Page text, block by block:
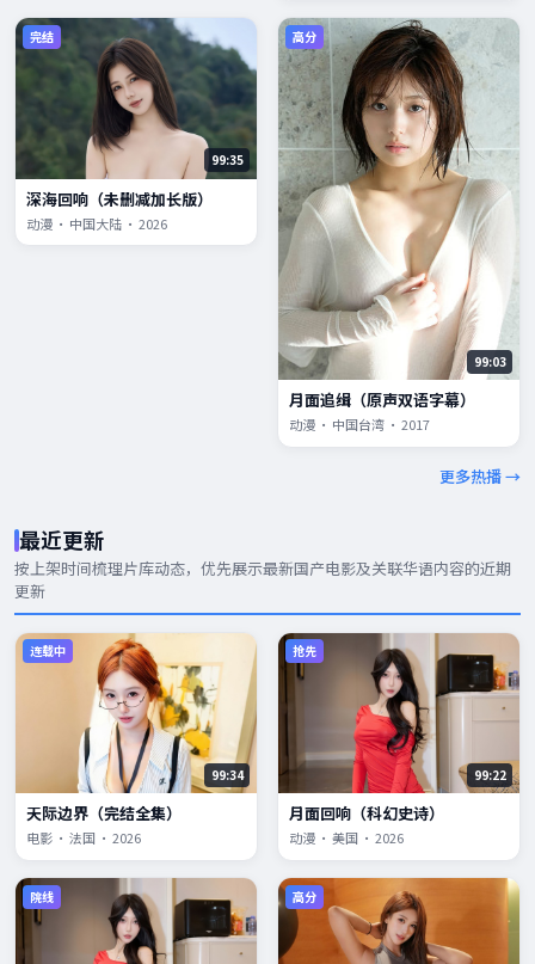
完结
99:35
深海回响（未删减加长版）
动漫 · 中国大陆 · 2026
高分
99:03
月面追缉（原声双语字幕）
动漫 · 中国台湾 · 2017
更多热播 →
最近更新
按上架时间梳理片库动态，优先展示最新国产电影及关联华语内容的近期
更新
连载中
99:34
天际边界（完结全集）
电影 · 法国 · 2026
抢先
99:22
月面回响（科幻史诗）
动漫 · 美国 · 2026
院线 高分